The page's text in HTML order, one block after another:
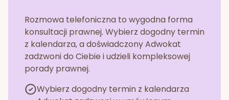
Rozmowa telefoniczna to wygodna forma
konsultacji prawnej. Wybierz dogodny termin
z kalendarza, a doświadczony Adwokat
zadzwoni do Ciebie i udzieli kompleksowej
porady prawnej.
Wybierz dogodny termin z kalendarza